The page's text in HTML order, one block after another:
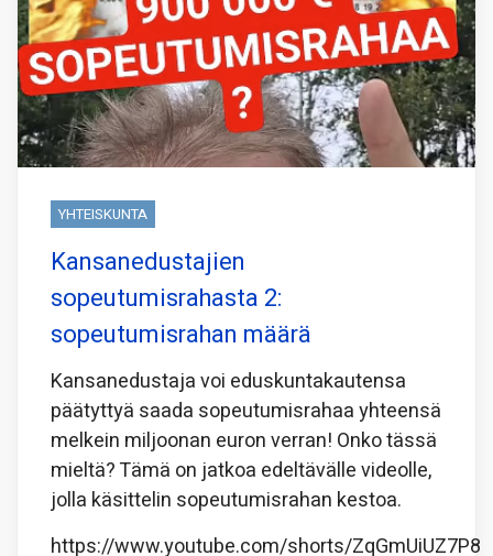
YHTEISKUNTA
Kansanedustajien
sopeutumisrahasta 2:
sopeutumisrahan määrä
Kansanedustaja voi eduskuntakautensa
päätyttyä saada sopeutumisrahaa yhteensä
melkein miljoonan euron verran! Onko tässä
mieltä? Tämä on jatkoa edeltävälle videolle,
jolla käsittelin sopeutumisrahan kestoa.
https://www.youtube.com/shorts/ZqGmUiUZ7P8